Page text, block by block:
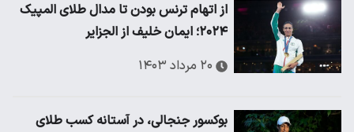
از اتهام ترنس بودن تا مدال طلای المپیک
۲۰۲۴؛ ایمان خلیف از الجزایر
۲۰ مرداد ۱۴۰۳
بوکسور جنجالی، در آستانه کسب طلای